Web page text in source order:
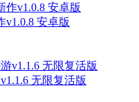
v1.0.8 安卓版
无限复活版